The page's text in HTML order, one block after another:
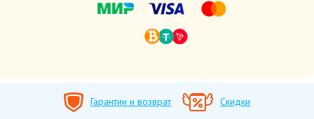
Гарантии и возврат Скидки